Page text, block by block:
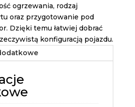
ogrzewania, rodzaj
oraz przygotowanie pod
Dzięki temu łatwiej dobrać
konfiguracją pojazdu.